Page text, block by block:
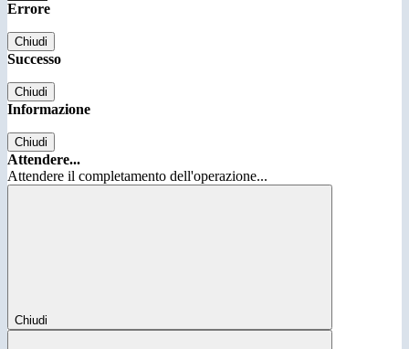
Errore
Chiudi
Successo
Chiudi
Informazione
Chiudi
Attendere...
Attendere il completamento dell'operazione...
Chiudi